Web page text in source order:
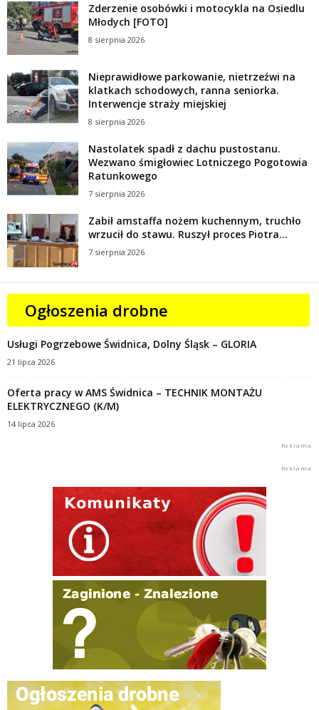
Zderzenie osobówki i motocykla na Osiedlu
Młodych [FOTO]
8 sierpnia 2026
Nieprawidłowe parkowanie, nietrzeźwi na
klatkach schodowych, ranna seniorka.
Interwencje straży miejskiej
8 sierpnia 2026
Nastolatek spadł z dachu pustostanu.
Wezwano śmigłowiec Lotniczego Pogotowia
Ratunkowego
7 sierpnia 2026
Zabił amstaffa nożem kuchennym, truchło
wrzucił do stawu. Ruszył proces Piotra...
7 sierpnia 2026
Ogłoszenia drobne
Usługi Pogrzebowe Świdnica, Dolny Śląsk – GLORIA
21 lipca 2026
Oferta pracy w AMS Świdnica – TECHNIK MONTAŻU
ELEKTRYCZNEGO (K/M)
14 lipca 2026